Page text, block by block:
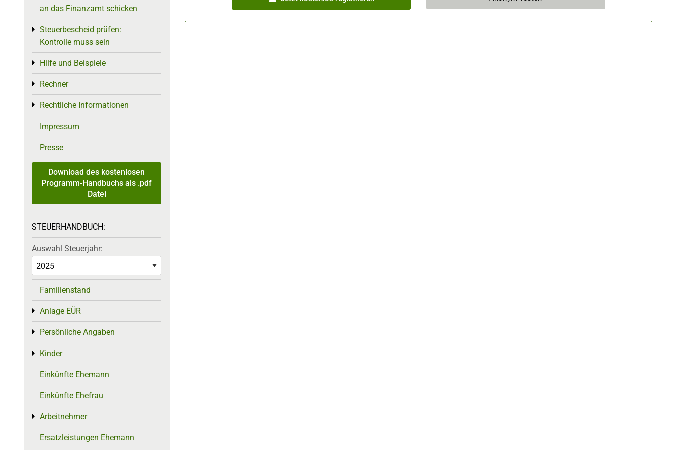
an das Finanzamt schicken
Steuerbescheid prüfen:
Kontrolle muss sein
Toggle menu
Hilfe und Beispiele
Toggle menu
Rechner
Toggle menu
Rechtliche Informationen
Toggle menu
Impressum
Presse
Download des kostenlosen
Programm-Handbuchs als .pdf
Datei
STEUERHANDBUCH:
Auswahl Steuerjahr:
Familienstand
Anlage EÜR
Toggle menu
Persönliche Angaben
Toggle menu
Kinder
Toggle menu
Einkünfte Ehemann
Einkünfte Ehefrau
Arbeitnehmer
Toggle menu
Ersatzleistungen Ehemann